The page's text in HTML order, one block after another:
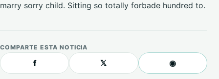
marry sorry child. Sitting so totally forbade hundred to.
COMPARTE ESTA NOTICIA
f 𝕏 ◉